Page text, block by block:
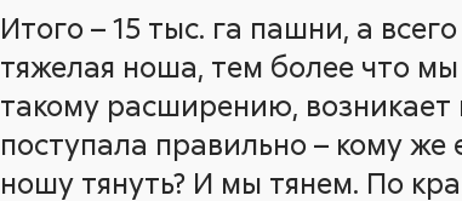
Итого – 15 тыс. га пашни, а
тяжелая ноша, тем более что
такому расширению,
поступала правильно – кому же
ношу тянуть? И мы тянем. По